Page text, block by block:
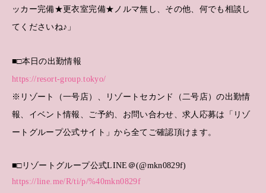
ッカー完備★更衣室完備★ノルマ無し、その他、何でも相談し
てくださいね♪」
■□本日の出勤情報
https://resort-group.tokyo/
※リゾート（一号店）、リゾートセカンド（二号店）の出勤情
報、イベント情報、ご予約、お問い合わせ、求人応募は「リゾ
ートグループ公式サイト」から全てご確認頂けます。
■□リゾートグループ公式LINE＠(@mkn0829f)
https://line.me/R/ti/p/%40mkn0829f